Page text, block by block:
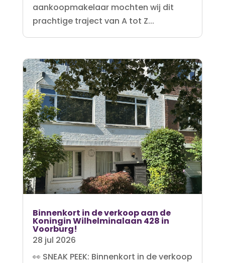
aankoopmakelaar mochten wij dit
prachtige traject van A tot Z...
Binnenkort in de verkoop aan de
Koningin Wilhelminalaan 428 in
Voorburg!
28 jul 2026
👀 SNEAK PEEK: Binnenkort in de verkoop